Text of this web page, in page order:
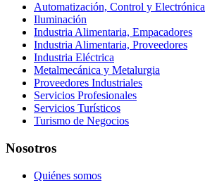
Automatización, Control y Electrónica
Iluminación
Industria Alimentaria, Empacadores
Industria Alimentaria, Proveedores
Industria Eléctrica
Metalmecánica y Metalurgia
Proveedores Industriales
Servicios Profesionales
Servicios Turísticos
Turismo de Negocios
Nosotros
Quiénes somos